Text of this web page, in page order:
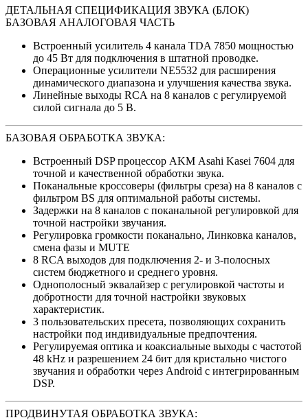
ДЕТАЛЬНАЯ СПЕЦИФИКАЦИЯ ЗВУКА (БЛОК)
БАЗОВАЯ АНАЛОГОВАЯ ЧАСТЬ
Встроенный усилитель 4 канала TDA 7850 мощностью
до 45 Вт для подключения в штатной проводке.
Операционные усилители NE5532 для расширения
динамического диапазона и улучшения качества звука.
Линейные выходы RCA на 8 каналов с регулируемой
силой сигнала до 5 В.
БАЗОВАЯ ОБРАБОТКА ЗВУКА:
Встроенный DSP процессор AKM Asahi Kasei 7604 для
точной и качественной обработки звука.
Поканальные кроссоверы (фильтры среза) на 8 каналов с
фильтром BS для оптимальной работы системы.
Задержки на 8 каналов с поканальной регулировкой для
точной настройки звучания.
Регулировка громкости поканально, Линковка каналов,
смена фазы и MUTE
8 RCA выходов для подключения 2- и 3-полосных
систем бюджетного и среднего уровня.
Однополосный эквалайзер с регулировкой частоты и
добротности для точной настройки звуковых
характеристик.
3 пользовательских пресета, позволяющих сохранить
настройки под индивидуальные предпочтения.
Регулируемая оптика и коаксиальные выходы с частотой
48 kHz и разрешением 24 бит для кристально чистого
звучания и обработки через Android с интегрированным
DSP.
ПРОДВИНУТАЯ ОБРАБОТКА ЗВУКА: